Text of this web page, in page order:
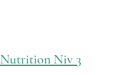
Nutrition Niv 3